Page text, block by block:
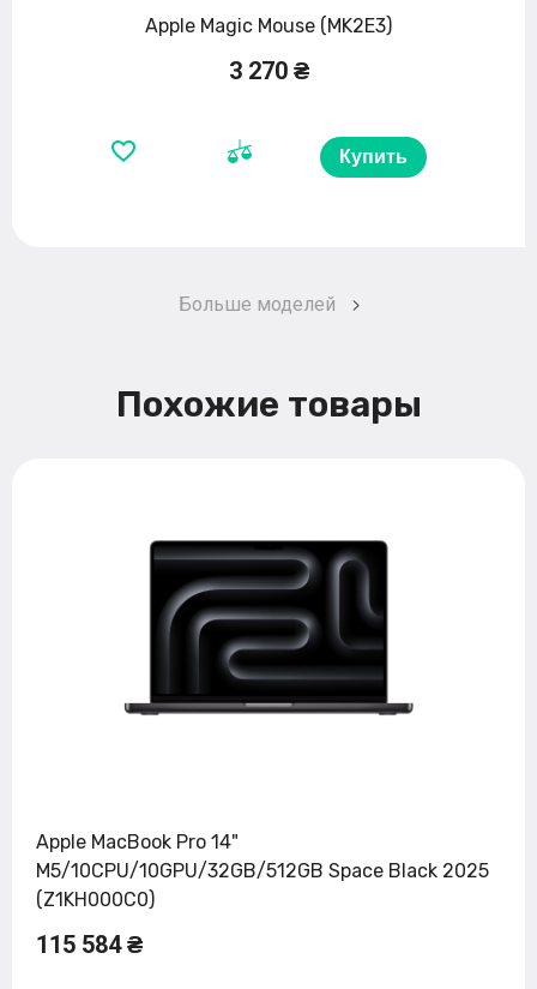
Apple Magic Mouse (MK2E3)
3 270 ₴
Купить
Больше моделей
Похожие товары
Apple MacBook Pro 14"
M5/10CPU/10GPU/32GB/512GB Space Black 2025
(Z1KH000C0)
115 584 ₴